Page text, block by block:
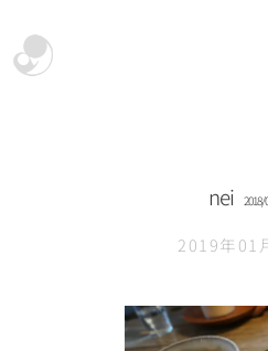
nei 2018/
2019年01